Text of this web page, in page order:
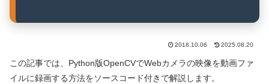
2018.10.06 2025.08.20
この記事では、Python版OpenCVでWebカメラの映像を動画ファ
イルに録画する方法をソースコード付きで解説します。